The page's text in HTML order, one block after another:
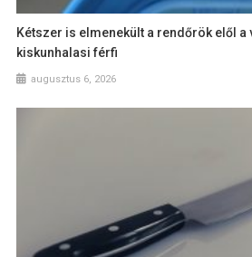
Kétszer is elmenekült a rendőrök elől
kiskunhalasi férfi
augusztus 6, 2026